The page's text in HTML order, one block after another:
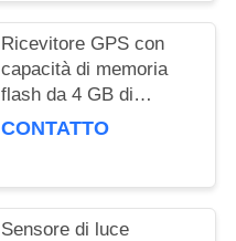
Ricevitore GPS con
capacità di memoria
flash da 4 GB di
RAM/64 GB con
CONTATTO
Sensore di luce